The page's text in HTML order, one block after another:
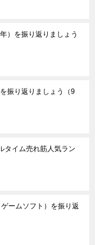
）を振り返りましょう
振り返りましょう
（9
タイム売れ筋人気ラン
ームソフト）を振り返